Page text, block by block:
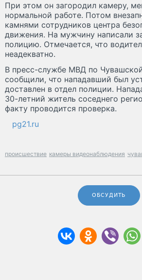
При этом он загородил камеру,
нормальной работе. Потом
камнями сотрудников центра
движения. На мужчину написали
полицию. Отмечается, что
неадекватно.
В пресс-службе МВД по
сообщили, что нападавший был
доставлен в отдел полиции.
30-летний житель соседнего
факту проводится проверка.
pg21.ru
происшествие камеры видеонаблюдения
ОБСУДИТЬ